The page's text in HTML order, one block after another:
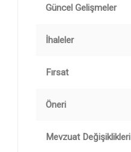
Güncel Gelişmeler
İhaleler
Fırsat
Öneri
Mevzuat Değişiklikleri